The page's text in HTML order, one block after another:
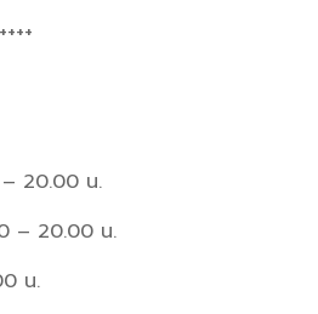
20.00 น.
– 20.00 น.
น.